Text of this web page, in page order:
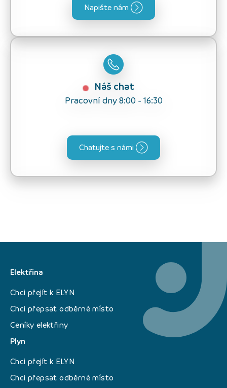
Napište nám
Náš chat
Pracovní dny 8:00 - 16:30
Chatujte s námi
Elektřina
Chci přejít k ELYN
Chci přepsat odběrné místo
Ceníky elektřiny
Plyn
Chci přejít k ELYN
Chci přepsat odběrné místo